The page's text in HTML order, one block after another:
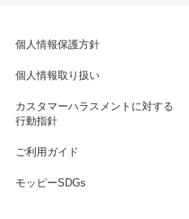
個人情報保護方針
個人情報取り扱い
カスタマーハラスメントに対する
行動指針
ご利用ガイド
モッピーSDGs